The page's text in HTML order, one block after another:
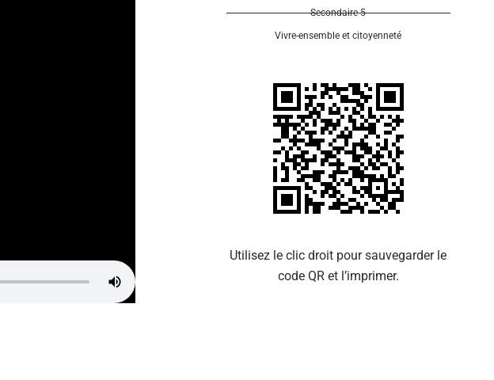
Secondaire 5
Vivre-ensemble et citoyenneté
Utilisez le clic droit pour sauvegarder le
code QR et l’imprimer.